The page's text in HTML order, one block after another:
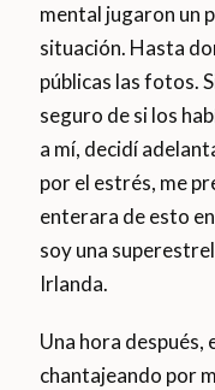
mental jugaron un
situación. Hasta
públicas las fotos.
seguro de si los
a mí, decidí
por el estrés, me
enterara de esto
soy una
Irlanda.
Una hora después,
chantajeando por